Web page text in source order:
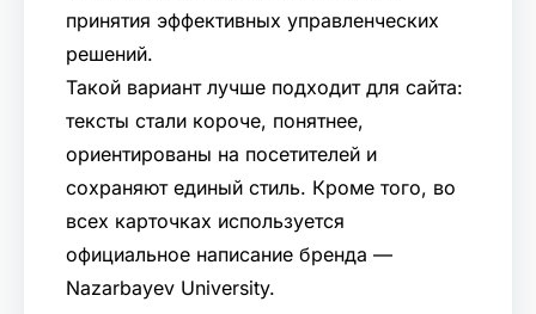
принятия эффективных управленческих
решений.
Такой вариант лучше подходит для сайта:
тексты стали короче, понятнее,
ориентированы на посетителей и
сохраняют единый стиль. Кроме того, во
всех карточках используется
официальное написание бренда —
Nazarbayev University.